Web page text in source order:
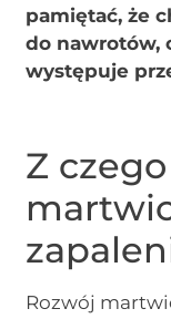
pamiętać, że
do nawrotów,
występuje
Z
Rozwój